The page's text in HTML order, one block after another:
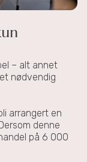
– alt annet
nødvendig
arrangert en
denne
på 6 000